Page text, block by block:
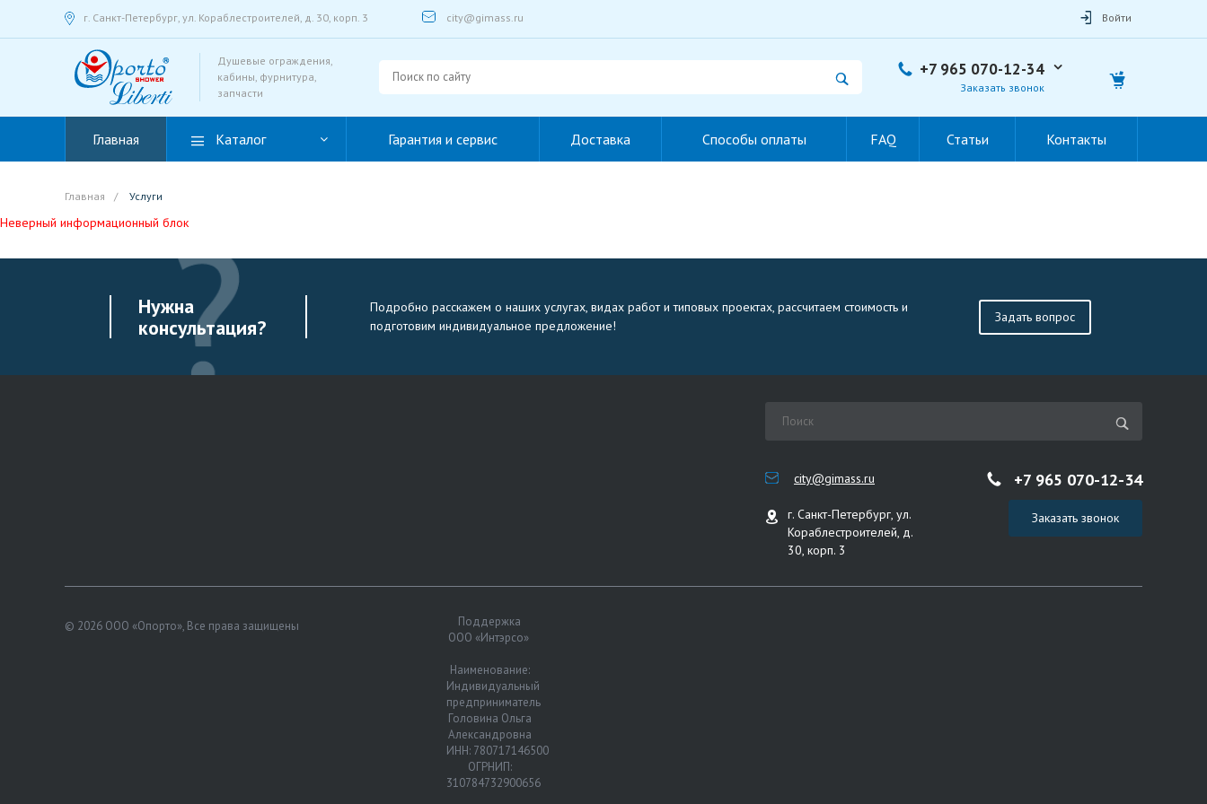
г. Санкт-Петербург, ул. Кораблестроителей, д. 30, корп. 3 city@gimass.ru Войти
Душевые ограждения,
кабины, фурнитура,
запчасти
+7 965 070-12-34
Заказать звонок
Главная Каталог Гарантия и сервис Доставка Способы оплаты FAQ Статьи Контакты
Главная / Услуги
Неверный информационный блок
Нужна
консультация?
Подробно расскажем о наших услугах, видах работ и типовых проектах, рассчитаем стоимость и
подготовим индивидуальное предложение!
Задать вопрос
city@gimass.ru
г. Санкт-Петербург, ул.
Кораблестроителей, д.
30, корп. 3
+7 965 070-12-34
Заказать звонок
© 2026 ООО «Опорто», Все права защищены
Поддержка
ООО «Интэрсо»
Наименование:
Индивидуальный
предприниматель
Головина Ольга
Александровна
ИНН: 780717146500
ОГРНИП:
310784732900656